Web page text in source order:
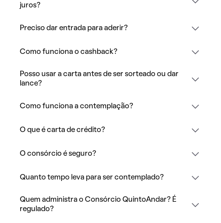
juros?
Preciso dar entrada para aderir?
Como funciona o cashback?
Posso usar a carta antes de ser sorteado ou dar
lance?
Como funciona a contemplação?
O que é carta de crédito?
O consórcio é seguro?
Quanto tempo leva para ser contemplado?
Quem administra o Consórcio QuintoAndar? É
regulado?